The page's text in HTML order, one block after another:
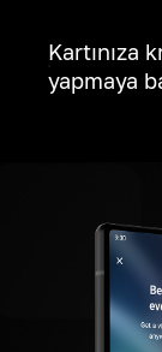
Kartınıza
yapmaya